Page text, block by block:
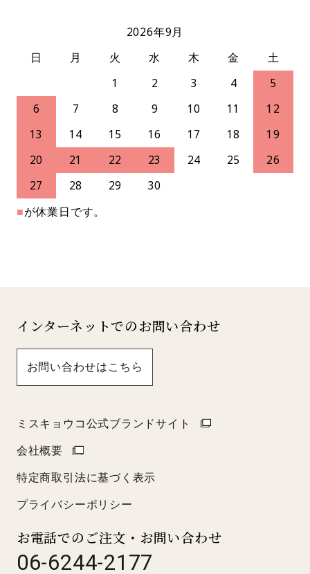
2026年9月
日
月 火 水 木 金
土
1
2 3 4
5
6
7 8 9 10 11
12
13
14 15 16 17 18
19
20
21 22 23 24 25
26
27
28 29
30
■が休業日です。
インターネットでのお問い合わせ
お問い合わせはこちら
ミスキョウコ公式ブランドサイト
会社概要
特定商取引法に基づく表示
プライバシーポリシー
お電話でのご注文・お問い合わせ
06-6244-2177